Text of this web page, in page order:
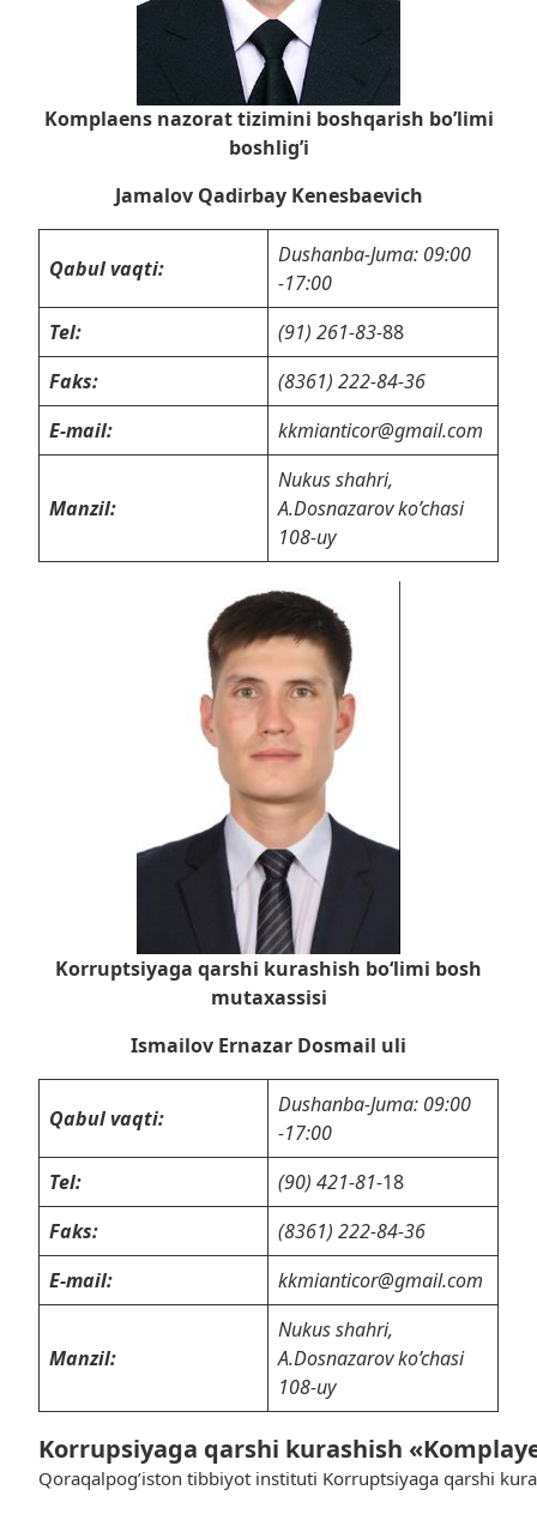
Komplaens nazorat tizimini boshqarish bo’limi
boshlig’i
Jamalov Qadirbay Kenesbaevich
Qabul vaqti:
Dushanba-Juma: 09:00
-17:00
Tel:
(91) 261-83-88
Faks:
(8361) 222-84-36
E-mail:
kkmianticor@gmail.com
Manzil:
Nukus shahri,
A.Dosnazarov ko’chasi
108-uy
Korruptsiyaga qarshi kurashish bo‘limi bosh
mutaxassisi
Ismailov Ernazar Dosmail uli
Qabul vaqti:
Dushanba-Juma: 09:00
-17:00
Tel:
(90) 421-81-18
Faks:
(8361) 222-84-36
E-mail:
kkmianticor@gmail.com
Manzil:
Nukus shahri,
A.Dosnazarov ko’chasi
108-uy
Korrupsiyaga qarshi kurashish
Qoraqalpog’iston tibbiyot instituti Korruptsiyaga qarshi